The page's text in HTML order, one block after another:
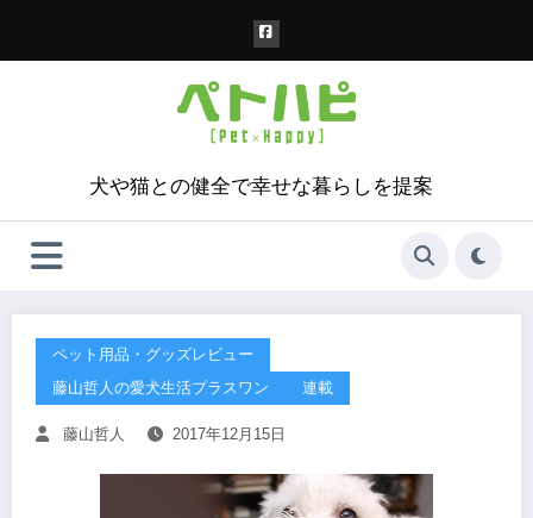
犬や猫との健全で幸せな暮らしを提案
ペット用品・グッズレビュー
藤山哲人の愛犬生活プラスワン
連載
藤山哲人 2017年12月15日